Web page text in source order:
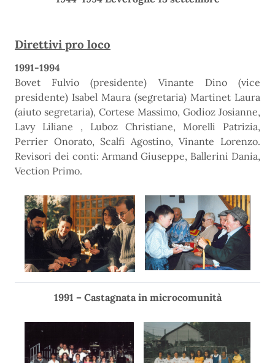
Direttivi pro loco
1991-1994
Bovet Fulvio (presidente) Vinante Dino (vice
presidente) Isabel Maura (segretaria) Martinet Laura
(aiuto segretaria), Cortese Massimo, Godioz Josianne,
Lavy Liliane , Luboz Christiane, Morelli Patrizia,
Perrier Onorato, Scalfi Agostino, Vinante Lorenzo.
Revisori dei conti: Armand Giuseppe, Ballerini Dania,
Vection Primo.
1991 – Castagnata in microcomunità